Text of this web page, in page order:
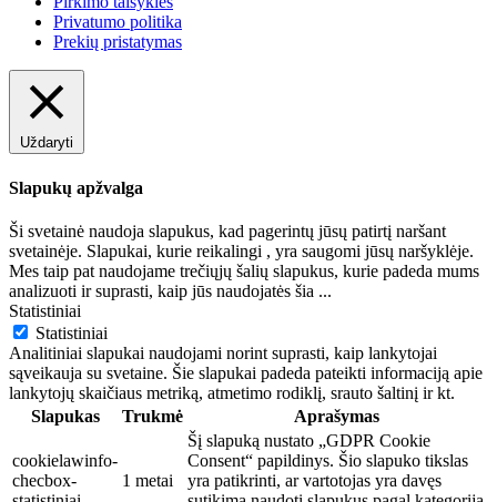
Privatumo politika
Prekių pristatymas
Uždaryti
Slapukų apžvalga
Ši svetainė naudoja slapukus, kad pagerintų jūsų patirtį naršant
svetainėje. Slapukai, kurie reikalingi , yra saugomi jūsų naršyklėje.
Mes taip pat naudojame trečiųjų šalių slapukus, kurie padeda mums
analizuoti ir suprasti, kaip jūs naudojatės šia ...
Statistiniai
Statistiniai
Analitiniai slapukai naudojami norint suprasti, kaip lankytojai
sąveikauja su svetaine. Šie slapukai padeda pateikti informaciją apie
lankytojų skaičiaus metriką, atmetimo rodiklį, srauto šaltinį ir kt.
Slapukas
Trukmė Aprašymas
cookielawinfo-
checbox-
1 metai
Šį slapuką nustato „GDPR Cookie
Consent“ papildinys. Šio slapuko tikslas
yra patikrinti, ar vartotojas yra davęs